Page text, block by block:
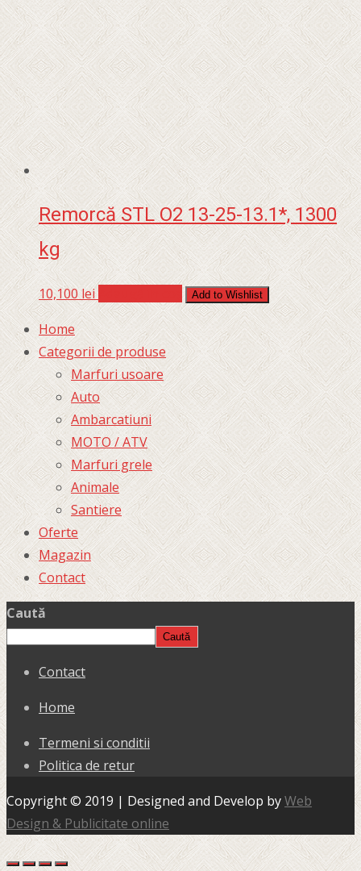
Remorcă STL O2 13-25-13.1*, 1300
kg
10,100lei Add to Wishlist
Home
Categorii de produse
Marfuri usoare
Auto
Ambarcatiuni
MOTO / ATV
Marfuri grele
Animale
Santiere
Oferte
Magazin
Contact
Caută
Caută
Contact
Home
Termeni si conditii
Politica de retur
Copyright © 2019 | Designed and Develop byWeb
Design & Publicitate online